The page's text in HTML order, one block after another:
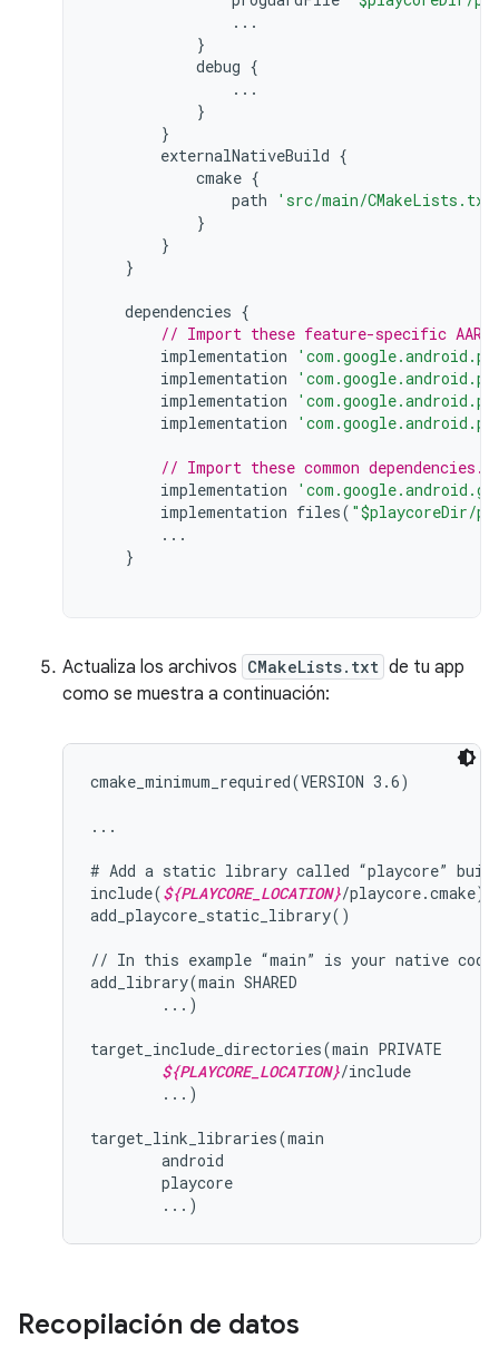
...
}
debug {
...
}
}
externalNativeBuild {
cmake {
path
'src/main/
}
}
}
dependencies {
// Import these feature-specific
implementation
implementation
implementation
implementation
// Import these common dependencies.
implementation
implementation files( "$playcoreDir/
...
}
Actualiza los archivos CMakeLists.txt de tu app
como se muestra a continuación:
cmake_minimum_required(VERSION 3.6)
...
# Add a static library called “playcore”
include(${PLAYCORE_LOCATION}/playcore.cmake)
add_playcore_static_library()
// In this example “main” is your native
add_library(main SHARED
        ...)
target_include_directories(main PRIVATE
${PLAYCORE_LOCATION}/include
        ...)
target_link_libraries(main
        android
        playcore
Recopilación de datos